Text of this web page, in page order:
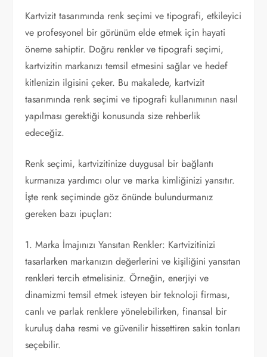
Kartvizit tasarımında renk seçimi ve tipografi, etkileyici
ve profesyonel bir görünüm elde etmek için hayati
öneme sahiptir. Doğru renkler ve tipografi seçimi,
kartvizitin markanızı temsil etmesini sağlar ve hedef
kitlenizin ilgisini çeker. Bu makalede, kartvizit
tasarımında renk seçimi ve tipografi kullanımının nasıl
yapılması gerektiği konusunda size rehberlik
edeceğiz.
Renk seçimi, kartvizitinize duygusal bir bağlantı
kurmanıza yardımcı olur ve marka kimliğinizi yansıtır.
İşte renk seçiminde göz önünde bulundurmanız
gereken bazı ipuçları:
1. Marka İmajınızı Yansıtan Renkler: Kartvizitinizi
tasarlarken markanızın değerlerini ve kişiliğini yansıtan
renkleri tercih etmelisiniz. Örneğin, enerjiyi ve
dinamizmi temsil etmek isteyen bir teknoloji firması,
canlı ve parlak renklere yönelebilirken, finansal bir
kuruluş daha resmi ve güvenilir hissettiren sakin tonları
seçebilir.